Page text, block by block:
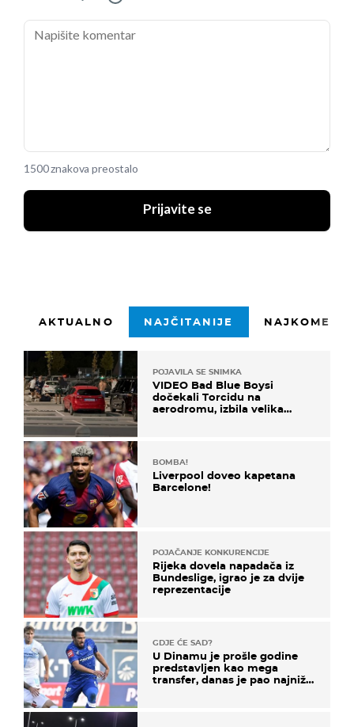
1500 znakova preostalo
Prijavite se
AKTUALNO NAJČITANIJE
POJAVILA SE SNIMKA
VIDEO Bad Blue Boysi
dočekali Torcidu na
aerodromu, izbila velika
BOMBA!
Liverpool doveo kapetana
Barcelone!
POJAČANJE KONKURENCIJE
Rijeka dovela napadača iz
Bundeslige, igrao je za dvije
reprezentacije
GDJE ĆE SAD?
U Dinamu je prošle godine
predstavljen kao mega
transfer, danas je pao najniže